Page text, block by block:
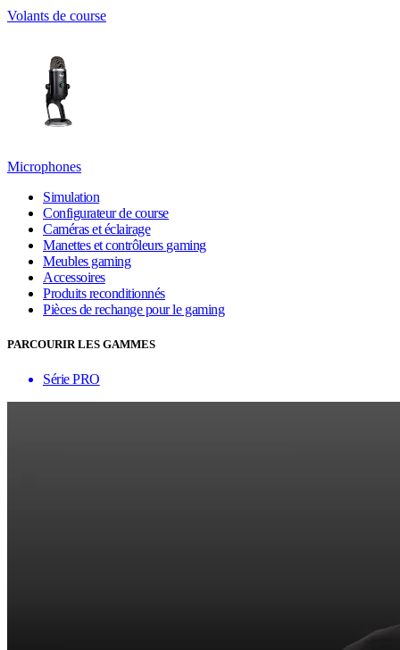
Volants de course
Microphones
Simulation
Configurateur de course
Caméras et éclairage
Manettes et contrôleurs gaming
Meubles gaming
Accessoires
Produits reconditionnés
Pièces de rechange pour le gaming
PARCOURIR LES GAMMES
Série PRO